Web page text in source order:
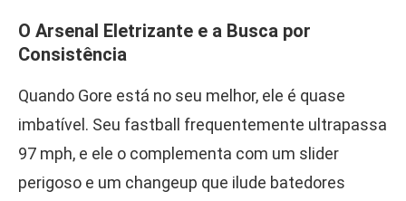
O Arsenal Eletrizante e a Busca por
Consistência
Quando Gore está no seu melhor, ele é quase
imbatível. Seu fastball frequentemente ultrapassa
97 mph, e ele o complementa com um slider
perigoso e um changeup que ilude batedores